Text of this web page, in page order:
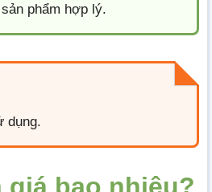
phẩm hợp lý.
dụng.